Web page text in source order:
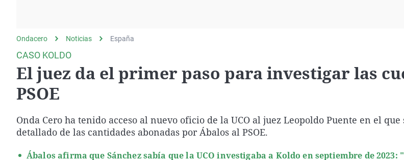
Como el perro y elEquipo de investigación
Negra
País Vasco
Ondacero Noticias España
CASO KOLDO
El juez da el primer paso para investigar las
PSOE
Onda Cero ha tenido acceso al nuevo oficio de la UCO al juez Leopoldo Puente en el
detallado de las cantidades abonadas por Ábalos al PSOE.
Ábalos afirma que Sánchez sabía que la UCO investigaba a Koldo en septiembre de 2023: